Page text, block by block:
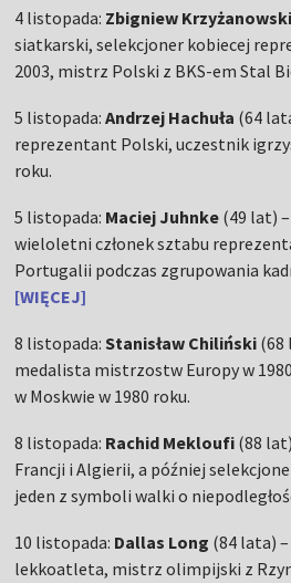
4 listopada: Zbigniew Krzyżanowski
siatkarski, selekcjoner kobiecej
2003, mistrz Polski z BKS-em Stal
5 listopada:Andrzej Hachuła (64
reprezentant Polski, uczestnik
roku.
5 listopada: Maciej Juhnke (49 lat)
wieloletni członek sztabu
Portugalii podczas zgrupowania
[WIĘCEJ]
8 listopada:Stanisław Chiliński (68
medalista mistrzostw Europy w
w Moskwie w 1980 roku.
8 listopada: Rachid Mekloufi (88
Francji i Algierii, a później
jeden z symboli walki o
10 listopada: Dallas Long (84 lata)
lekkoatleta, mistrz olimpijski z